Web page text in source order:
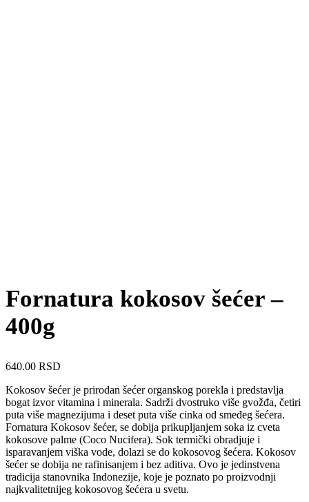
Fornatura kokosov šećer –
400g
640.00 RSD
Kokosov šećer je prirodan šećer organskog porekla i predstavlja
bogat izvor vitamina i minerala. Sadrži dvostruko više gvožđa, četiri
puta više magnezijuma i deset puta više cinka od smeđeg šećera.
Fornatura Kokosov šećer, se dobija prikupljanjem soka iz cveta
kokosove palme (Coco Nucifera). Sok termički obradjuje i
isparavanjem viška vode, dolazi se do kokosovog šećera. Kokosov
šećer se dobija ne rafinisanjem i bez aditiva. Ovo je jedinstvena
tradicija stanovnika Indonezije, koje je poznato po proizvodnji
najkvalitetnijeg kokosovog šećera u svetu.